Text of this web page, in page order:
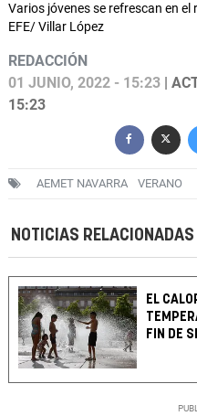
Varios jóvenes se refrescan en
EFE/ Villar López
REDACCIÓN
01 JUNIO, 2022 - 15:23 |
15:23
AEMET NAVARRA VERANO
NOTICIAS RELACIONADAS
EL
FIN DE